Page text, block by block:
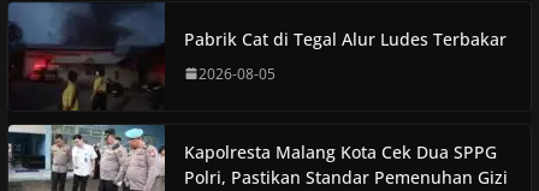
Pabrik Cat di Tegal Alur Ludes Terbakar
2026-08-05
Kapolresta Malang Kota Cek Dua SPPG
Polri, Pastikan Standar Pemenuhan Gizi